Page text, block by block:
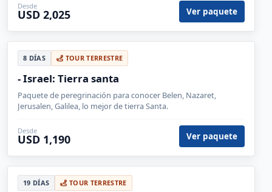
Desde
USD 2,025 Ver paquete
8 DÍAS TOUR TERRESTRE
- Israel: Tierra santa
Paquete de peregrinación para conocer Belen, Nazaret,
Jerusalen, Galilea, lo mejor de tierra Santa.
Desde
USD 1,190 Ver paquete
19 DÍAS TOUR TERRESTRE